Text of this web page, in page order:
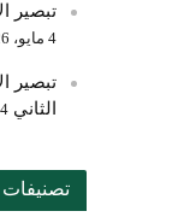
تبصير
4 مايو، 2026
تبصير
الثاني 4 مايو، 2026
تصنيفات